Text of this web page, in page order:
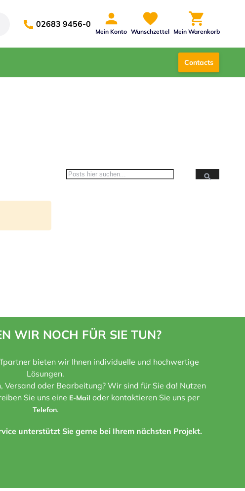
02683 9456-0
Mein Konto Wunschzettel Mein Warenkorb
Contacts
Suche
WIR NOCH FÜR SIE TUN?
bieten wir Ihnen individuelle und hochwertige
Lösungen.
Versand oder Bearbeitung? Wir sind für Sie da! Nutzen
Sie uns eine E-Mail oder kontaktieren Sie uns per
Telefon.
unterstützt Sie gerne bei Ihrem nächsten Projekt.